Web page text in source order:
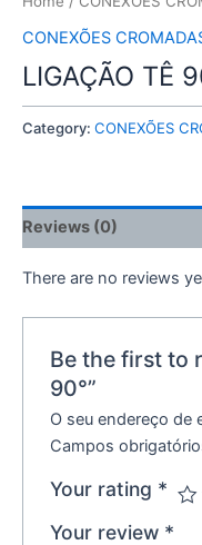
CONEXÕES
LIGAÇÃO TÊ
Category: CONEXÕES
Reviews (0)
There are no reviews
Be the first to
90°”
O seu endereço de
Campos
Your rating *
Your review *